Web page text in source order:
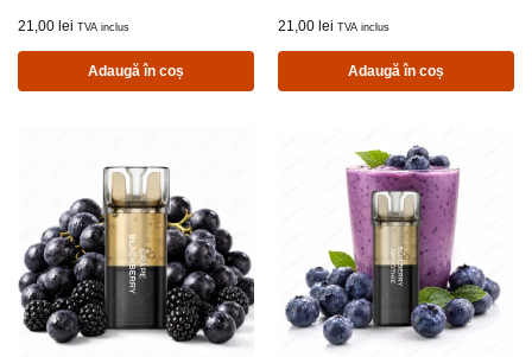
21,00 lei TVA inclus
Adaugă în coș
21,00 lei TVA inclus
Adaugă în coș